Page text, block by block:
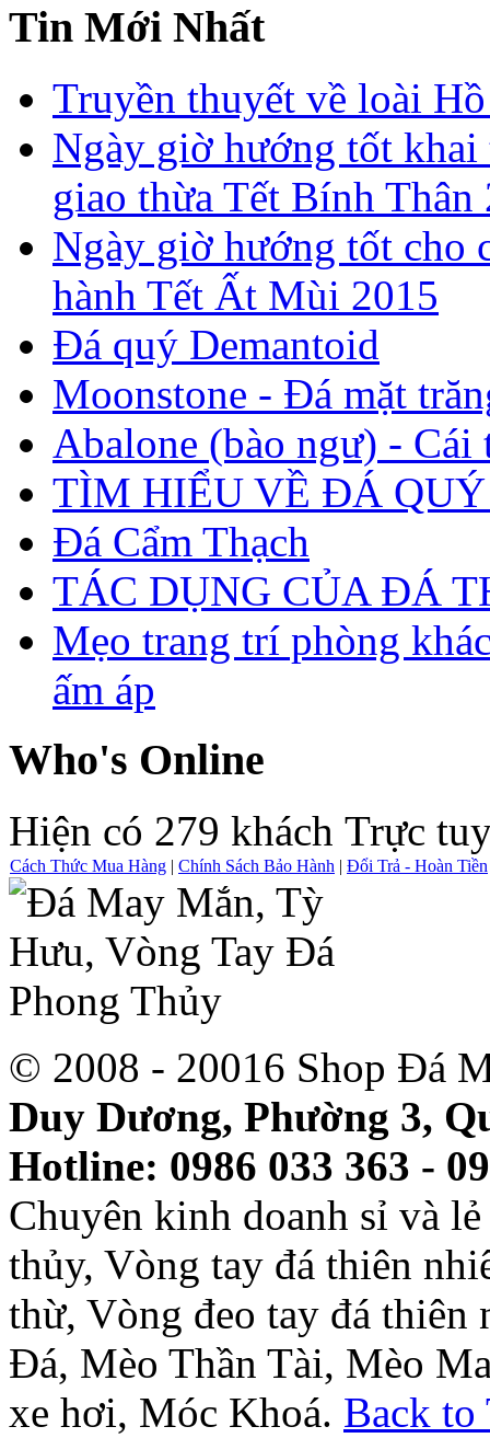
Tin Mới Nhất
Truyền thuyết về loài
Ngày giờ hướng tốt
giao thừa Tết Bính Thân
Ngày giờ hướng tốt cho
hành Tết Ất Mùi 2015
Đá quý Demantoid
Moonstone - Đá mặt
Abalone (bào ngư) - Cái
TÌM HIỂU VỀ ĐÁ QUÝ
Đá Cẩm Thạch
TÁC DỤNG CỦA ĐÁ
Mẹo trang trí phòng
ấm áp
Who's Online
Hiện có 279 khách Trực
Cách Thức Mua Hàng | Chính Sách Bảo Hành | Đổi Trả - Hoàn Tiền
© 2008 - 20016 Shop Đá
Duy Dương, Phường 3,
Hotline: 0986 033 363 -
Chuyên kinh doanh sỉ và
thủy, Vòng tay đá thiên
thừ, Vòng đeo tay đá thiên
Đá, Mèo Thần Tài, Mèo
xe hơi, Móc Khoá. Back to